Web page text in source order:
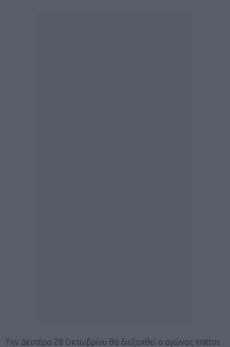
Tην Δευτέρα 28 Οκτωβρίου θα διεξαχθεί ο αγώνας Imittos